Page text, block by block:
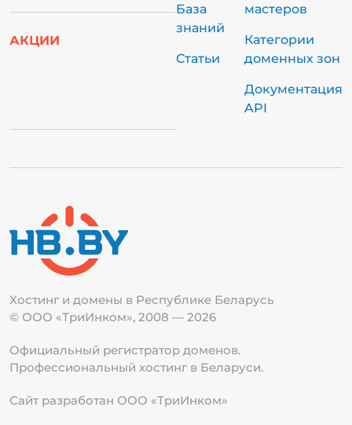
АКЦИИ
База
знаний
Статьи
мастеров
Категории
доменных зон
Документация
API
Хостинг и домены в Республике Беларусь
© ООО «ТриИнком», 2008 — 2026
Официальный регистратор доменов.
Профессиональный хостинг в Беларуси.
Сайт разработан ООО «ТриИнком»